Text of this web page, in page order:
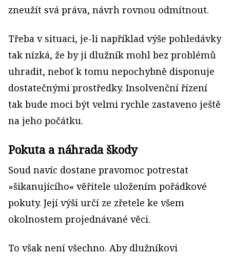
zneužít svá práva, návrh rovnou odmítnout.
Třeba v situaci, je-li například výše pohledávky
tak nízká, že by ji dlužník mohl bez problémů
uhradit, neboť k tomu nepochybně disponuje
dostatečnými prostředky. Insolvenční řízení
tak bude moci být velmi rychle zastaveno ještě
na jeho počátku.
Pokuta a náhrada škody
Soud navíc dostane pravomoc potrestat
»šikanujícího« věřitele uložením pořádkové
pokuty. Její výši určí ze zřetele ke všem
okolnostem projednávané věci.
To však není všechno. Aby dlužníkovi